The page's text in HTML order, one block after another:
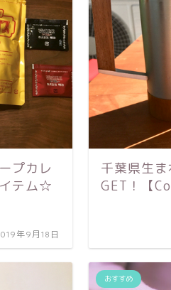
プカレ
テム☆
年9月18日
千葉県生
GET！【
おすすめ